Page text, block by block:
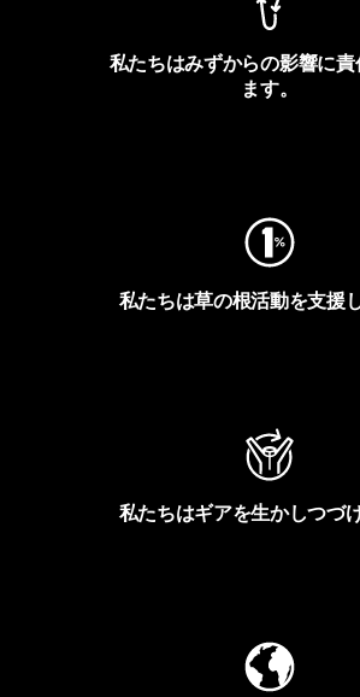
私たちはみずからの影響に
ます。
私たちは草の根活動を支援
私たちはギアを生かしつづ